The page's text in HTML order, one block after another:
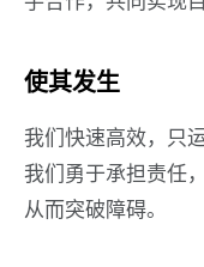
使其发生
我们快速高效，只
我们勇于承担责任
从而突破障碍。